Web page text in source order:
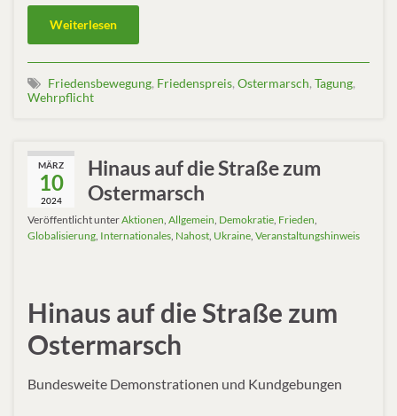
Weiterlesen
Friedensbewegung, Friedenspreis, Ostermarsch, Tagung,
Wehrpflicht
MÄRZ
10
2024
Hinaus auf die Straße zum
Ostermarsch
Veröffentlicht unterAktionen Allgemein Demokratie Frieden
Globalisierung Internationales Nahost Ukraine Veranstaltungshinweis
Hinaus auf die Straße zum
Ostermarsch
Bundesweite Demonstrationen und Kundgebungen